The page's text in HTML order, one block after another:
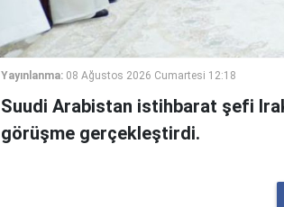
Yayınlanma: 08 Ağustos 2026 Cumartesi 12:18
Suudi Arabistan istihbarat şefi
görüşme gerçekleştirdi.